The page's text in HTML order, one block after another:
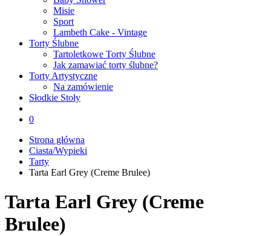
Misie
Sport
Lambeth Cake - Vintage
Torty Ślubne
Tartoletkowe Torty Ślubne
Jak zamawiać torty ślubne?
Torty Artystyczne
Na zamówienie
Słodkie Stoły
0
Strona główna
Ciasta/Wypieki
Tarty
Tarta Earl Grey (Creme Brulee)
Tarta Earl Grey (Creme
Brulee)